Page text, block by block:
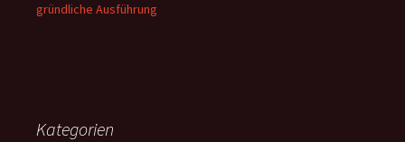
gründliche Ausführung
Kategorien